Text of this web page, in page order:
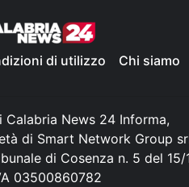
di utilizzo Chi siamo
Calabria News 24 Informa,
di Smart Network Group
di Cosenza n. 5 del 15/
03500860782